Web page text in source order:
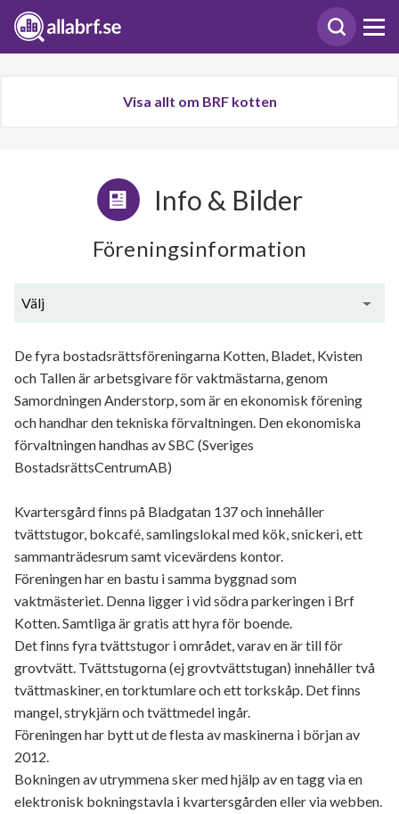
Visa allt om BRF kotten
Info & Bilder
Föreningsinformation
Välj
De fyra bostadsrättsföreningarna Kotten, Bladet, Kvisten
och Tallen är arbetsgivare för vaktmästarna, genom
Samordningen Anderstorp, som är en ekonomisk förening
och handhar den tekniska förvaltningen. Den ekonomiska
förvaltningen handhas av SBC (Sveriges
BostadsrättsCentrumAB)
Kvartersgård finns på Bladgatan 137 och innehåller
tvättstugor, bokcafé, samlingslokal med kök, snickeri, ett
sammanträdesrum samt vicevärdens kontor.
Föreningen har en bastu i samma byggnad som
vaktmästeriet. Denna ligger i vid södra parkeringen i Brf
Kotten. Samtliga är gratis att hyra för boende.
Det finns fyra tvättstugor i området, varav en är till för
grovtvätt. Tvättstugorna (ej grovtvättstugan) innehåller två
tvättmaskiner, en torktumlare och ett torkskåp. Det finns
mangel, strykjärn och tvättmedel ingår.
Föreningen har bytt ut de flesta av maskinerna i början av
2012.
Bokningen av utrymmena sker med hjälp av en tagg via en
elektronisk bokningstavla i kvartersgården eller via webben.